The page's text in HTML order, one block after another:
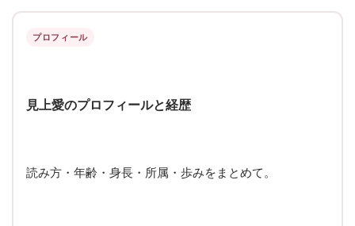
プロフィール
見上愛のプロフィールと経歴
読み方・年齢・身長・所属・歩みをまとめて。